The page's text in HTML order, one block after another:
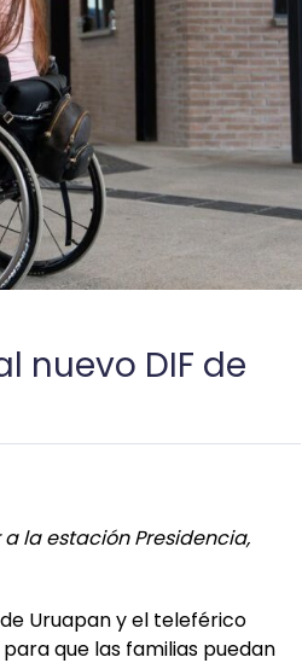
nuevo DIF de
la estación Presidencia,
de Uruapan y el teleférico
que las familias puedan